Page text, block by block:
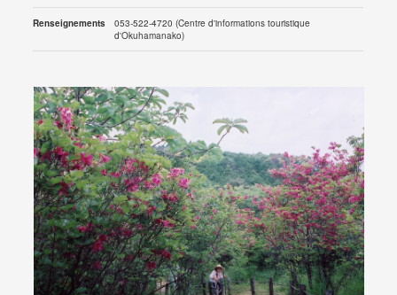
Renseignements
053-522-4720 (Centre d'informations touristique
d'Okuhamanako)